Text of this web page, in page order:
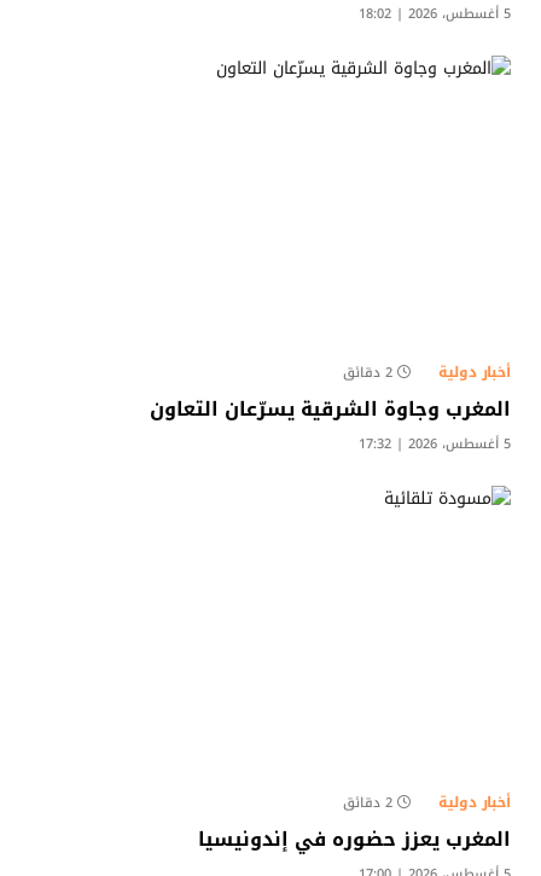
5 أغسطس، 2026 | 18:02
أخبار دولية 2 دقائق
المغرب وجاوة الشرقية يسرّعان التعاون
5 أغسطس، 2026 | 17:32
أخبار دولية 2 دقائق
المغرب يعزز حضوره في إندونيسيا